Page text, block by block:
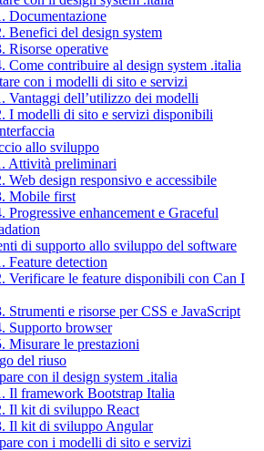
Documentazione
Benefici del design system
Risorse operative
Come contribuire al design system .italia
con i modelli di sito e servizi
Vantaggi dell’utilizzo dei modelli
I modelli di sito e servizi disponibili
allo sviluppo
Attività preliminari
Web design responsivo e accessibile
Mobile first
Progressive enhancement e Graceful
di supporto allo sviluppo del software
Feature detection
Verificare le feature disponibili con Can I
Strumenti e risorse per CSS e JavaScript
Supporto browser
Misurare le prestazioni
del riuso
con il design system .italia
Il framework Bootstrap Italia
Il kit di sviluppo React
Il kit di sviluppo Angular
con i modelli di sito e servizi